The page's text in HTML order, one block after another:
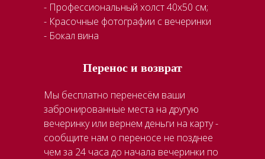
- Профессиональный холст 40x50 см;
- Красочные фотографии с вечеринки
- Бокал вина
Перенос и возврат
Мы бесплатно перенесём ваши
забронированные места на другую
вечеринку или вернем деньги на карту -
сообщите нам о переносе не позднее
чем за 24 часа до начала вечеринки по